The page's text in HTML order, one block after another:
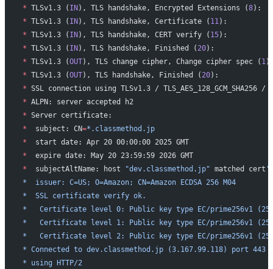
* TLSv1.3 ( IN ), TLS handshake, Encrypted Extensions (8):
* TLSv1.3 ( IN ), TLS handshake, Certificate ( 11):
* TLSv1.3 ( IN ), TLS handshake, CERT verify ( 15):
* TLSv1.3 ( IN ), TLS handshake, Finished ( 20):
* TLSv1.3 (OUT), TLS change cipher, Change cipher spec ( 1
* TLSv1.3 (OUT), TLS handshake, Finished ( 20):
* SSL connection using TLSv1.3 /
* ALPN: server accepted h2
* Server certificate:
*
  subject: CN
=*.classmethod.jp
*
  start date: Apr 20 00:00:00 2025 GMT
*
  expire date: May 20 23:59:59 2026 GMT
*
  subjectAltName: host
"dev.classmethod.jp" matched cert
*  issuer: C=US; O=Amazon; CN=Amazon ECDSA 256 M04
*  SSL certificate verify ok.
*   Certificate level 0: Public key type EC/prime256v1
*   Certificate level 1: Public key type EC/prime256v1
*   Certificate level 2: Public key type EC/prime256v1
* Connected to dev.classmethod.jp (3.167.99.118) port 443
* using HTTP/2